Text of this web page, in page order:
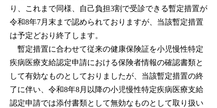
り、これまで同様、自己負担3割で受診できる暫定措置が
令和8年7月末まで認められておりますが、当該暫定措置
は予定どおり終了します。
暫定措置に合わせて従来の健康保険証を小児慢性特定
疾病医療支給認定申請における保険者情報の確認書類と
して有効なものとしておりましたが、当該暫定措置の終
了に伴い、令和8年8月以降の小児慢性特定疾病医療支給
認定申請では添付書類として無効なものとして取り扱い